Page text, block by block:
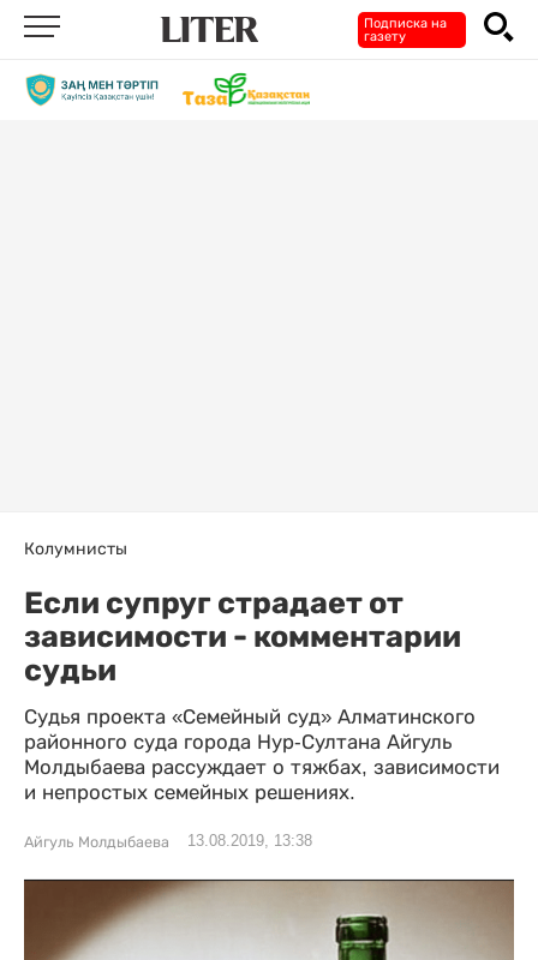
Подписка на
газету
Колумнисты
Если супруг страдает от
зависимости - комментарии
судьи
Судья проекта «Семейный суд» Алматинского
районного суда города Нур-Султана Айгуль
Молдыбаева рассуждает о тяжбах, зависимости
и непростых семейных решениях.
Айгуль Молдыбаева 13.08.2019, 13:38